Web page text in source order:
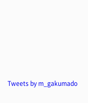
Tweets by m_gakumado